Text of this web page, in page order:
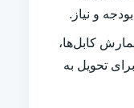
کابل‌ها،
تحویل به